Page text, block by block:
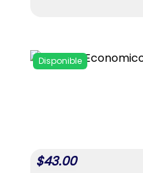
Disponible
$43.00